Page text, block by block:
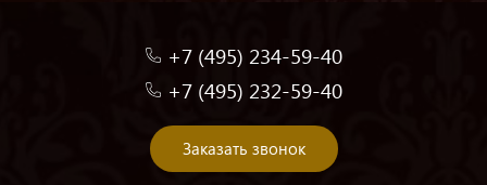
+7 (495) 234-59-40
+7 (495) 232-59-40
Заказать звонок